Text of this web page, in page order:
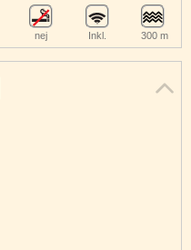
nej Inkl. 300 m